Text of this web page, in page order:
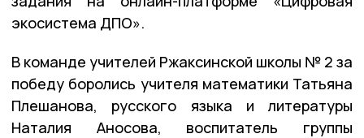
экосистема ДПО».
В команде учителей Ржаксинской школы № 2 за
победу боролись учителя математики Татьяна
Плешанова, русского языка и литературы
Наталия Аносова, воспитатель группы